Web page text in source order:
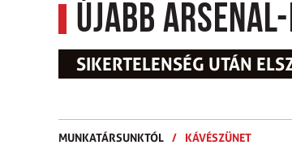
Újabb
SIKERTELENSÉG UTÁN
MUNKATÁRSUNKTÓL / KÁVÉSZÜNET